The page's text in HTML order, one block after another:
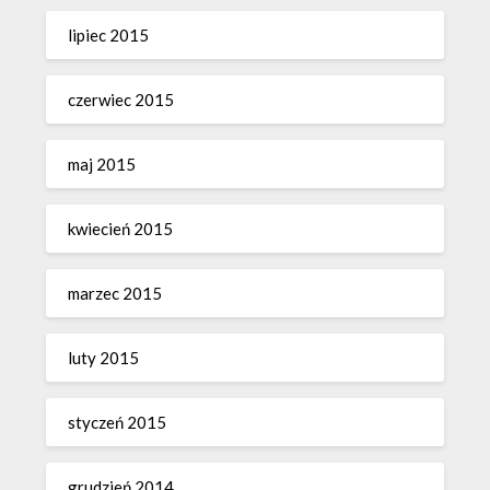
lipiec 2015
czerwiec 2015
maj 2015
kwiecień 2015
marzec 2015
luty 2015
styczeń 2015